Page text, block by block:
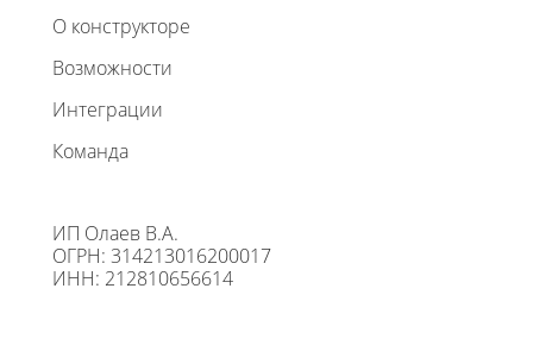
О конструкторе
Возможности
Интеграции
Команда
ИП Олаев В.А.
ОГРН: 314213016200017
ИНН: 212810656614